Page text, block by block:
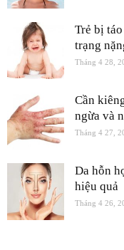
Trẻ bị
trạng
Tháng 4 28,
Cần
ngừa và
Tháng 4 27,
Da hỗn
hiệu quả
Tháng 4 26,